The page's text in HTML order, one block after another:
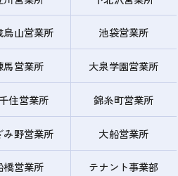
烏山営業所 池袋営業所
馬営業所 大泉学園営業所
住営業所 錦糸町営業所
み野営業所 大船営業所
橋営業所 テナント事業部